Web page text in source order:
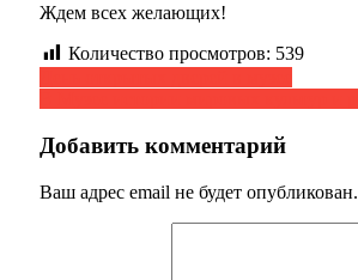
Ждем всех желающих!
Количество просмотров: 539
Навигация
по
записям
Добавить комментарий
Ваш адрес email не будет опубликован.